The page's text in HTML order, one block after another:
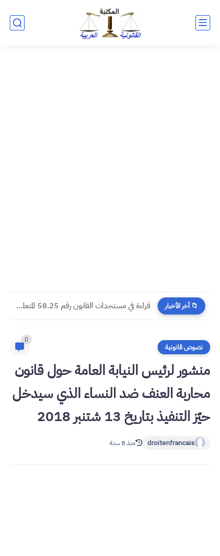
📁 آخر الأخبار مسجدات جرائم الشيك في قانون المسطرة المدنية الجديد
نصوص قانونية
0
منشور لرئيس النيابة العامة حول قانون
محاربة العنف ضد النساء الذي سيدخل
حيّز التنفيذ بتاريخ 13 شتنبر 2018
droitenfrancais منذ 8 سنة